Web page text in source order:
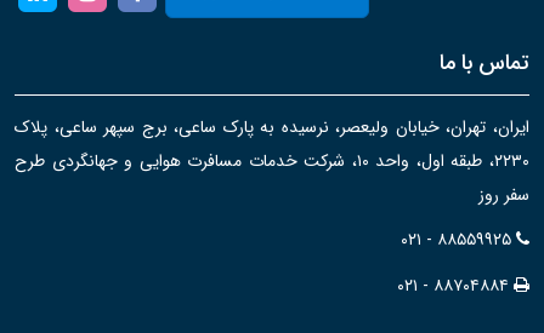
تماس با ما
ایران، تهران، خیابان ولیعصر، نرسیده به پارک ساعی، برج سپهر ساعی، پلاک
۲۲۳۰، طبقه اول، واحد ۱۰، شرکت خدمات مسافرت هوایی و جهانگردی طرح
سفر روز
۰۲۱ - ۸۸۵۵۹۹۲۵
۰۲۱ - ۸۸۷۰۴۸۸۴